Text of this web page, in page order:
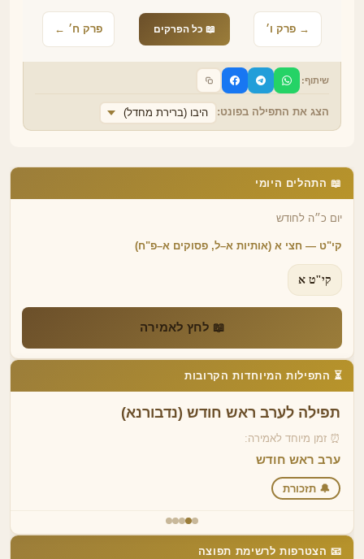
→ פרק ו׳ 📖 כל הפרקים פרק ח׳ ←
שיתוף:
הצג את התפילה בפונט: היבו (ברירת מחדל)
📖 התהלים היומי
יום כ״ה לחודש
קי"ט — חצי א (אותיות א–ל, פסוקים א–פ"ח)
קי"ט א
📖 לחץ לאמירה
⏳ התפילות המיוחדות הקרובות
תפילה לערב ראש חודש (נדבורנא)
⏰ זמן מיוחד לאמירה:
ערב ראש חודש
🔔 תזכורת
📧 הצטרפות לרשימת תפוצה